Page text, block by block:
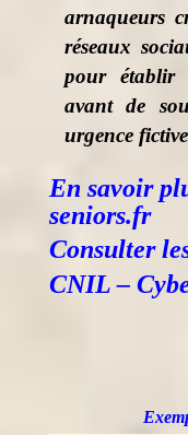
arnaqueurs
réseaux
pour établir
avant de
urgence
En savoir
seniors.fr
Consulter
CNIL –